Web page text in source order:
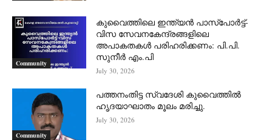
Community
കുവൈത്തിലെ ഇന്ത്യൻ പാസ്‌പോർട്ട്-
വിസ സേവനകേന്ദ്രങ്ങളിലെ
അപാകതകൾ പരിഹരിക്കണം: പി.പി.
സുനീർ എം.പി
July 30, 2026
Community
പത്തനംതിട്ട സ്വദേശി കുവൈത്തിൽ
ഹൃദയാഘാതം മൂലം മരിച്ചു.
July 30, 2026